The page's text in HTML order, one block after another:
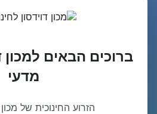
ברוכים הבאים למכון
מדעי
הזרוע החינוכית של